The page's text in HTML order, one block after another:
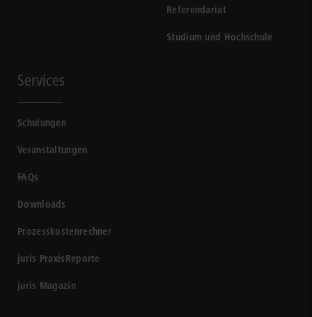
Referendariat
Studium und Hochschule
Services
Schulungen
Veranstaltungen
FAQs
Downloads
Prozesskostenrechner
juris PraxisReporte
juris Magazin